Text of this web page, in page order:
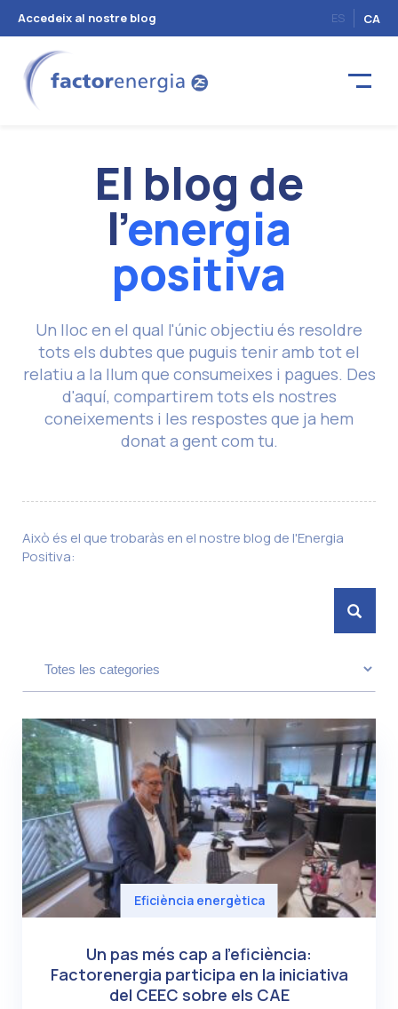
Accedeix al nostre blog ES CA
El blog de
l'energia
positiva
Un lloc en el qual l'únic objectiu és resoldre
tots els dubtes que puguis tenir amb tot el
relatiu a la llum que consumeixes i pagues. Des
d'aquí, compartirem tots els nostres
coneixements i les respostes que ja hem
donat a gent com tu.
Això és el que trobaràs en el nostre blog de l'Energia
Positiva:
Eficiència energètica
Un pas més cap a l’eficiència:
Factorenergia participa en la iniciativa
del CEEC sobre els CAE